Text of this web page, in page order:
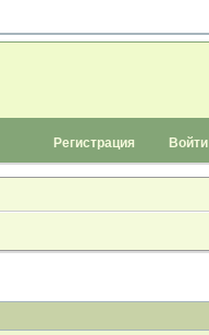
Регистрация Войти